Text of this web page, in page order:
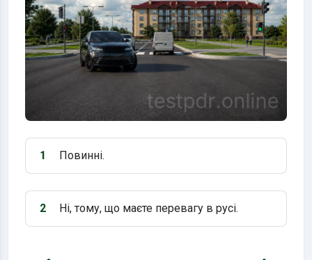
Варіант 1:
1 Повинні.
Варіант 2:
2 Ні, тому, що маєте перевагу в русі.